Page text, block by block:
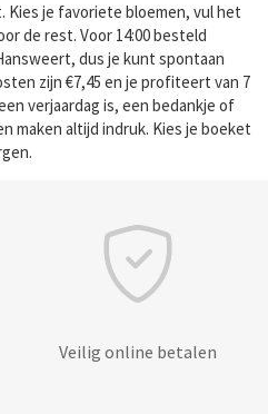
Kies je favoriete bloemen, vul het
de rest. Voor 14:00 besteld
dus je kunt spontaan
zijn €7,45 en je profiteert van 7
verjaardag is, een bedankje of
maken altijd indruk. Kies je boeket
Veilig online betalen